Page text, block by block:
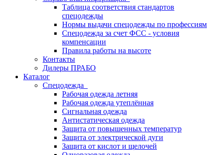
Таблица соответствия стандартов
спецодежды
Нормы выдачи спецодежды по профессиям
Спецодежда за счет ФСС - условия
компенсации
Правила работы на высоте
Контакты
Дилеры ПРАБО
Каталог
Спецодежда
Рабочая одежда летняя
Рабочая одежда утеплённая
Сигнальная одежда
Антистатическая одежда
Защита от повышенных температур
Защита от электрической дуги
Защита от кислот и щелочей